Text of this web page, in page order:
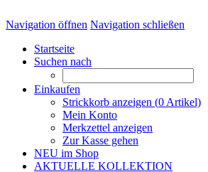
Navigation öffnen Navigation schließen
Startseite
Suchen nach
Einkaufen
Strickkorb anzeigen (0 Artikel)
Mein Konto
Merkzettel anzeigen
Zur Kasse gehen
NEU im Shop
AKTUELLE KOLLEKTION